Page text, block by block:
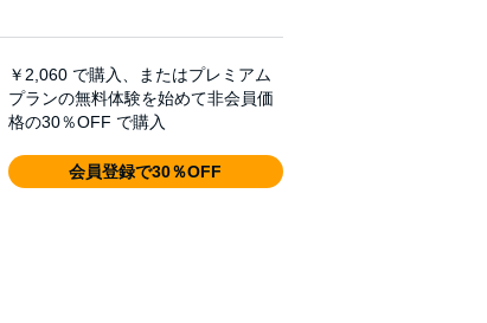
￥2,060 で購入、またはプレミアム
プランの無料体験を始めて非会員価
格の30％OFF で購入
会員登録で30％OFF